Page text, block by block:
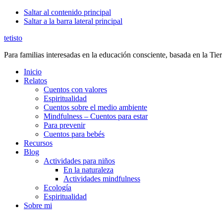
Saltar al contenido principal
Saltar a la barra lateral principal
tetisto
Para familias interesadas en la educación consciente, basada en la
Inicio
Relatos
Cuentos con valores
Espiritualidad
Cuentos sobre el medio ambiente
Mindfulness – Cuentos para estar
Para prevenir
Cuentos para bebés
Recursos
Blog
Actividades para niños
En la naturaleza
Actividades mindfulness
Ecología
Espiritualidad
Sobre mi